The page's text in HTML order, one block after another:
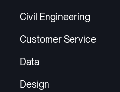
Civil Engineering
Customer Service
Data
Design